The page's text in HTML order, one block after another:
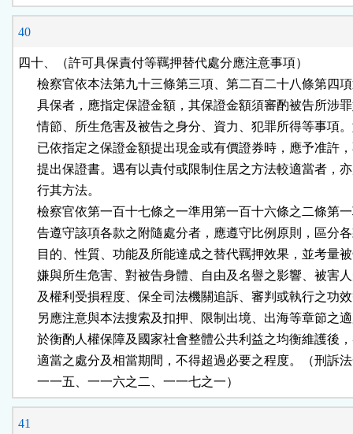
40
四十、（許可具保責付等羈押替代處分應注意事項）
檢察官依本法第九十三條第三項、第二百二十八條第四
具保者，應指定保證金額，其保證金額須審酌被告所涉
情節、所生危害及被告之身分、資力、犯罪所得等事項
已依指定之保證金額提出現金或有價證券時，應予准許
提出保證書。遇有以責付或限制住居之方法較適當者，
      行其方法。
檢察官依第一百十七條之一準用第一百十六條之二條第
告遵守該項各款之附隨處分者，應遵守比例原則，區分
目的、性質、功能及所能達成之替代羈押效果，並考量
嫌與所生危害、對被告身體、自由及名譽之影響、被害
及權利受損程度、保全司法機關追訴、審判或執行之功
另應注意與本法搜索及扣押、限制出境、出海等章節之
於衡酌人權保障及國家社會整體公共利益之均衡維護後
適當之處分及相當期間，不得超過必要之程度。（刑訴
      一一五、一一六之二、一一七之一）
41